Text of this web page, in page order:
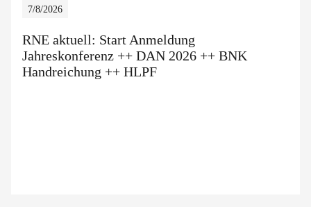
7/8/2026
RNE aktuell: Start Anmeldung
Jahreskonferenz ++ DAN 2026 ++ BNK
Handreichung ++ HLPF